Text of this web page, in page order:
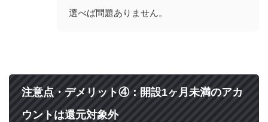
選べば問題ありません。
注意点・デメリット④：開設1ヶ月未満のアカ
ウントは還元対象外